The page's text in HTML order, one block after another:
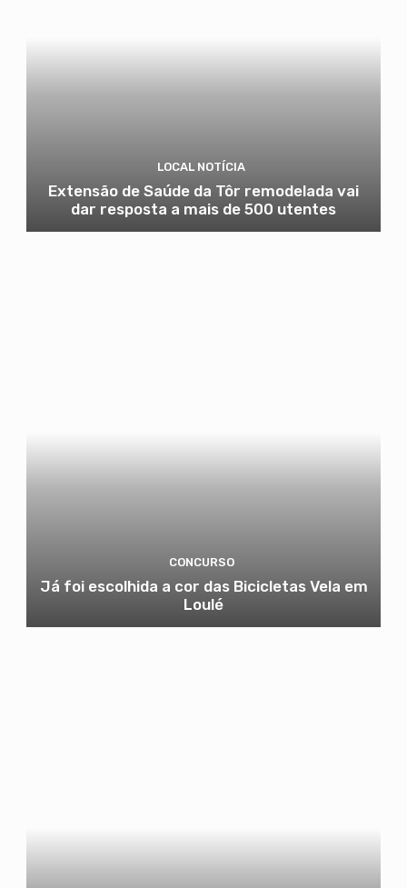
LOCAL NOTÍCIA
Extensão de Saúde da Tôr remodelada vai
dar resposta a mais de 500 utentes
CONCURSO
Já foi escolhida a cor das Bicicletas Vela em
Loulé